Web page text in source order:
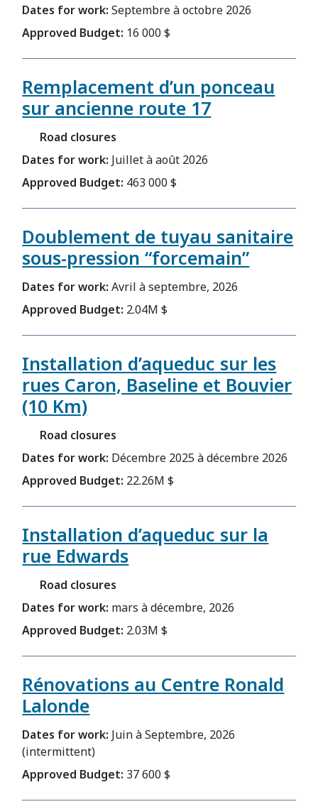
Dates for work:Septembre à octobre 2026
Approved Budget: 16 000 $
Remplacement d’un ponceau
sur ancienne route 17
Road closures
Dates for work: Juillet à août 2026
Approved Budget: 463 000 $
Doublement de tuyau sanitaire
sous-pression “forcemain”
Dates for work:Avril à septembre, 2026
Approved Budget: 2.04M $
Installation d’aqueduc sur les
rues Caron, Baseline et Bouvier
(10 Km)
Road closures
Dates for work: Décembre 2025 à décembre 2026
Approved Budget: 22.26M $
Installation d’aqueduc sur la
rue Edwards
Road closures
Dates for work: mars à décembre, 2026
Approved Budget: 2.03M $
Rénovations au Centre Ronald
Lalonde
Dates for work: Juin à Septembre, 2026
(intermittent)
Approved Budget: 37 600 $